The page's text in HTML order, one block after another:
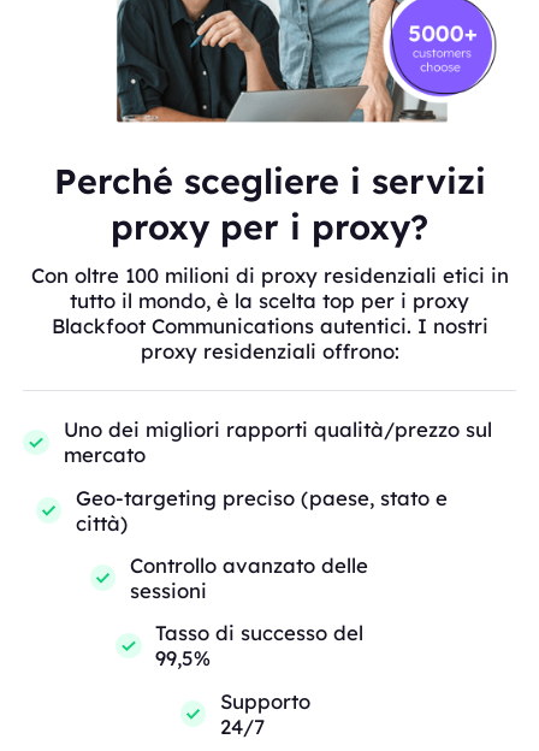
Perché scegliere i servizi
proxy per i proxy?
Con oltre 100 milioni di proxy residenziali etici in
tutto il mondo, è la scelta top per i proxy
Blackfoot Communications autentici. I nostri
proxy residenziali offrono:
Uno dei migliori rapporti qualità/prezzo sul
mercato
Geo-targeting preciso (paese, stato e
città)
Controllo avanzato delle
sessioni
Tasso di successo del
99,5%
Supporto
24/7